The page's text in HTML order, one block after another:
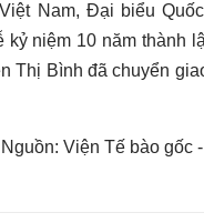
Nam, Đại biểu
niệm 10 năm thành
Thị Bình đã chuyển
Nguồn: Viện Tế bào gốc